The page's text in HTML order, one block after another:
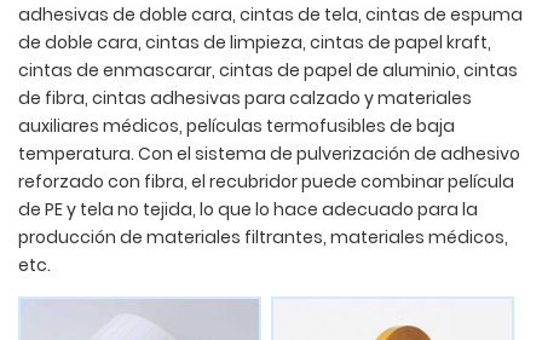
adhesivas de doble cara, cintas de tela, cintas de espuma
de doble cara, cintas de limpieza, cintas de papel kraft,
cintas de enmascarar, cintas de papel de aluminio, cintas
de fibra, cintas adhesivas para calzado y materiales
auxiliares médicos, películas termofusibles de baja
temperatura. Con el sistema de pulverización de adhesivo
reforzado con fibra, el recubridor puede combinar película
de PE y tela no tejida, lo que lo hace adecuado para la
producción de materiales filtrantes, materiales médicos,
etc.